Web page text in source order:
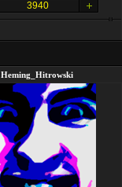
3940
Heming_Hitrowski